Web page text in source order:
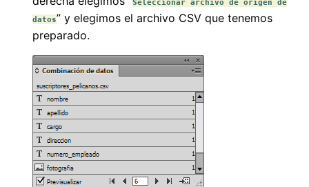
datos” y elegimos el archivo CSV que tenemos
preparado.